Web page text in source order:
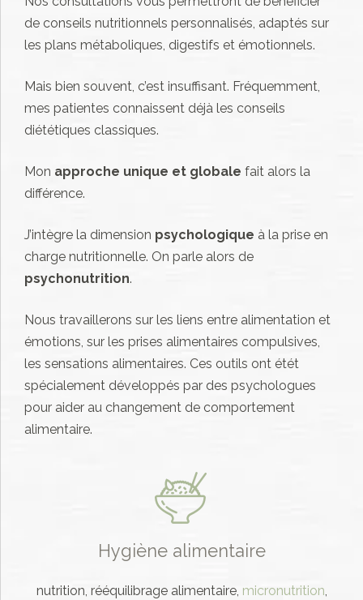
de conseils nutritionnels personnalisés, adaptés sur
les plans métaboliques, digestifs et émotionnels.
Mais bien souvent, c’est insuffisant. Fréquemment,
mes patientes connaissent déjà les conseils
diététiques classiques.
Mon approche unique et globale fait alors la
différence.
J’intègre la dimension psychologique à la prise en
charge nutritionnelle. On parle alors de
psychonutrition.
Nous travaillerons sur les liens entre alimentation et
émotions, sur les prises alimentaires compulsives,
les sensations alimentaires. Ces outils ont étét
spécialement développés par des psychologues
pour aider au changement de comportement
alimentaire.
Hygiène alimentaire
nutrition, rééquilibrage alimentaire, micronutrition